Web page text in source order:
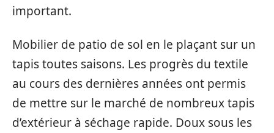
important.
Mobilier de patio de sol en le plaçant sur un
tapis toutes saisons. Les progrès du textile
au cours des dernières années ont permis
de mettre sur le marché de nombreux tapis
d’extérieur à séchage rapide. Doux sous les